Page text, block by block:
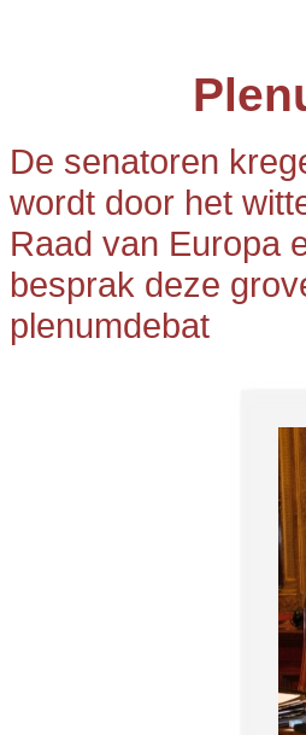
De senatoren
wordt door het
Raad van Europa
besprak deze
plenumdebat